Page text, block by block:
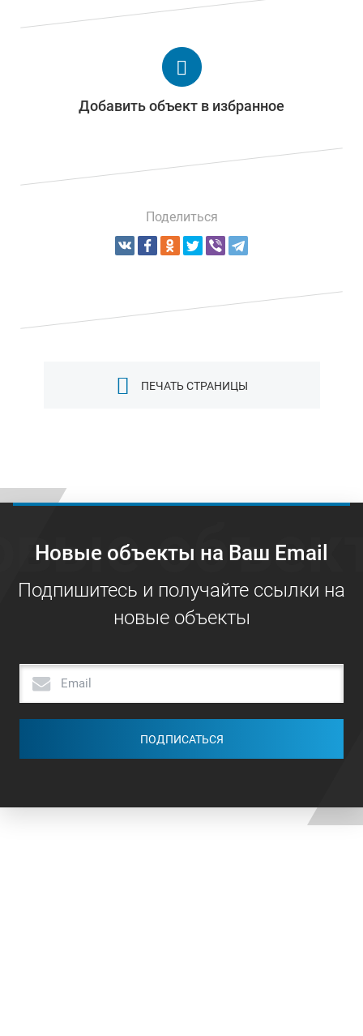
Добавить объект в избранное
Поделиться
ПЕЧАТЬ СТРАНИЦЫ
Новые объекты на Ваш Email
Подпишитесь и получайте ссылки на
новые объекты
ПОДПИСАТЬСЯ